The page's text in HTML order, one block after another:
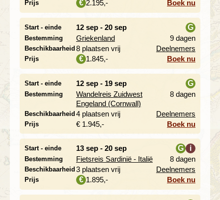
Prijs € 2.195,- Boek nu
Start - einde 12 sep - 20 sep
Bestemming Griekenland
G
9 dagen
Beschikbaarheid 8 plaatsen vrij Deelnemers
Prijs € 1.845,- Boek nu
Start - einde 12 sep - 19 sep
Bestemming
Wandelreis Zuidwest
Engeland (Cornwall)
G
8 dagen
Beschikbaarheid 4 plaatsen vrij Deelnemers
Prijs € 1.945,- Boek nu
Start - einde 13 sep - 20 sep
Bestemming Fietsreis Sardinië - Italië
G
i
8 dagen
Beschikbaarheid 3 plaatsen vrij Deelnemers
Prijs € 1.895,- Boek nu